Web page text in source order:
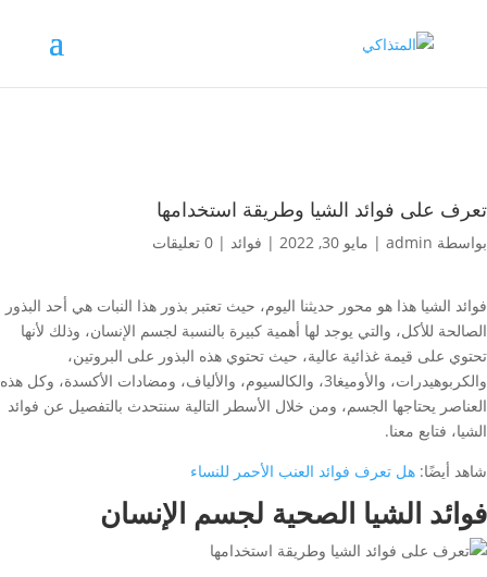
تعرف على فوائد الشيا وطريقة استخدامها
بواسطة admin
| مايو 30, 2022 | فوائد | 0 تعليقات
فوائد الشيا هذا هو محور حديثنا اليوم، حيث تعتبر بذور هذا النبات هي أحد البذور
الصالحة للأكل، والتي يوجد لها أهمية كبيرة بالنسبة لجسم الإنسان، وذلك لأنها
تحتوي على قيمة غذائية عالية، حيث تحتوي هذه البذور على البروتين،
والكربوهيدرات، والأوميغا3، والكالسيوم، والألياف، ومضادات الأكسدة، وكل هذه
العناصر يحتاجها الجسم، ومن خلال الأسطر التالية سنتحدث بالتفصيل عن فوائد
الشيا، فتابع معنا.
شاهد أيضًا: هل تعرف فوائد العنب الأحمر للنساء
فوائد الشيا الصحية لجسم الإنسان